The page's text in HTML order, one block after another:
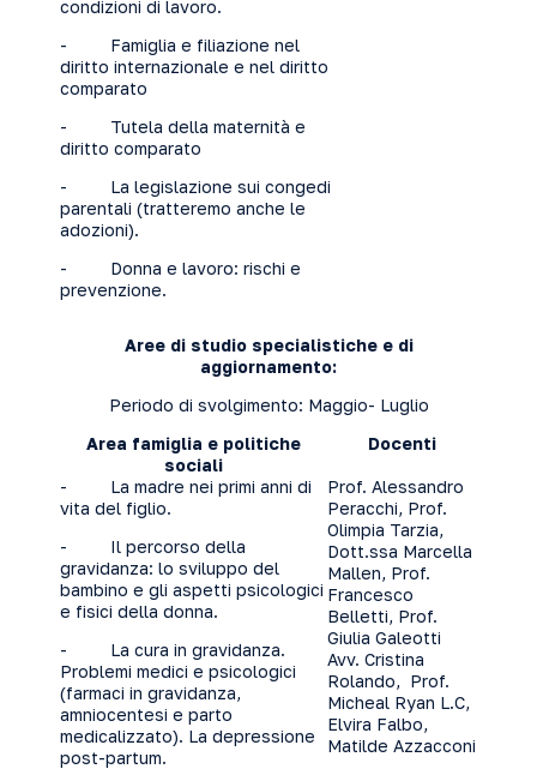
condizioni di lavoro.
- Famiglia e filiazione nel
diritto internazionale e nel diritto
comparato
- Tutela della maternità e
diritto comparato
- La legislazione sui congedi
parentali (tratteremo anche le
adozioni).
- Donna e lavoro: rischi e
prevenzione.
Aree di studio specialistiche e di
aggiornamento:
Periodo di svolgimento: Maggio- Luglio
Area famiglia e politiche
sociali
Docenti
- La madre nei primi anni di
vita del figlio.
- Il percorso della
gravidanza: lo sviluppo del
bambino e gli aspetti psicologici
e fisici della donna.
- La cura in gravidanza.
Problemi medici e psicologici
(farmaci in gravidanza,
amniocentesi e parto
medicalizzato). La depressione
post-partum.
Prof. Alessandro
Peracchi, Prof.
Olimpia Tarzia,
Dott.ssa Marcella
Mallen, Prof.
Francesco
Belletti, Prof.
Giulia Galeotti
Avv. Cristina
Rolando, Prof.
Micheal Ryan L.C,
Elvira Falbo,
Matilde Azzacconi